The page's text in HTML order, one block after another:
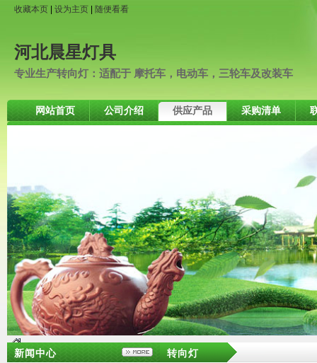
收藏本页 设为主页 随便看看
河北晨星灯具
专业生产转向灯：适配于 摩托车，电动车，三轮车及改装车
网站首页 公司介绍 供应产品 采购清单
新闻中心 转向灯